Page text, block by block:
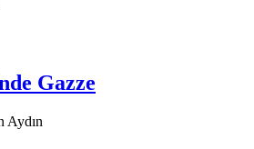
Gazze
Aydın